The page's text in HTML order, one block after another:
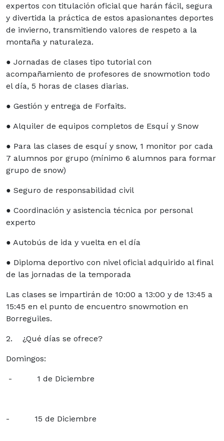
expertos con titulación oficial que harán fácil, segura
y divertida la práctica de estos apasionantes deportes
de invierno, transmitiendo valores de respeto a la
montaña y naturaleza.
● Jornadas de clases tipo tutorial con
acompañamiento de profesores de snowmotion todo
el día, 5 horas de clases diarias.
● Gestión y entrega de Forfaits.
● Alquiler de equipos completos de Esquí y Snow
● Para las clases de esquí y snow, 1 monitor por cada
7 alumnos por grupo (mínimo 6 alumnos para formar
grupo de snow)
● Seguro de responsabilidad civil
● Coordinación y asistencia técnica por personal
experto
● Autobús de ida y vuelta en el día
● Diploma deportivo con nivel oficial adquirido al final
de las jornadas de la temporada
Las clases se impartirán de 10:00 a 13:00 y de 13:45 a
15:45 en el punto de encuentro snowmotion en
Borreguiles.
2. ¿Qué días se ofrece?
Domingos:
- 1 de Diciembre
- 15 de Diciembre